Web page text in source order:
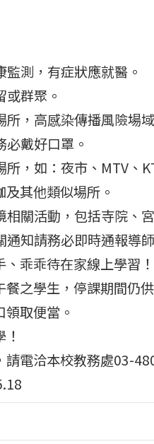
測，有症狀應就醫。
群聚。
所，高感染傳播風險場
戴好口罩。
所，如：夜市、MTV、
其他類似場所。
相關活動，包括寺院、
通知請務必即時通報導
乖乖待在家線上學習！
之學生，停課期間仍
取便當。
請電洽本校教務處03-